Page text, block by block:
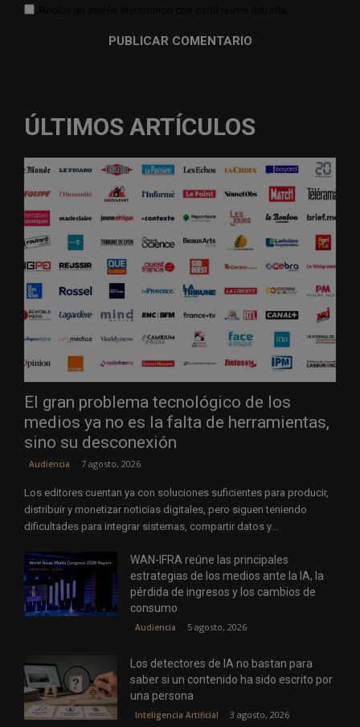
ÚLTIMOS ARTÍCULOS
El gran problema tecnológico de los
medios ya no es la falta de herramientas,
sino su desconexión
Audiencia 7 agosto, 2026
Los editores cuentan ya con soluciones suficientes para producir,
distribuir y monetizar noticias digitales, pero siguen teniendo
dificultades para integrar sistemas, compartir datos y...
WAN-IFRA reúne las principales
estrategias de los medios ante la IA, la
pérdida de ingresos y los cambios de
consumo
Audiencia 5 agosto, 2026
Los detectores de IA no bastan para
saber si un contenido ha sido escrito por
una persona
Inteligencia Artificial 3 agosto, 2026